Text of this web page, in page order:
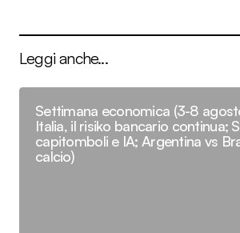
Leggi anche...
Settimana economica (3-8
Italia, il risiko bancario continua;
capitomboli e IA; Argentina vs
calcio)